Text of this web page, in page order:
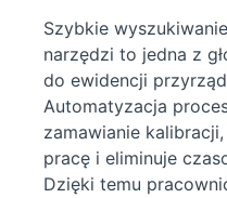
Szybkie
narzędzi to jedna z
do ewidencji
Automatyzacja
zamawianie
pracę i eliminuje
Dzięki temu